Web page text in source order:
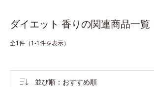
ダイエット 香りの関連商品一覧
全1件（1-1件を表示）
並び順 おすすめ順